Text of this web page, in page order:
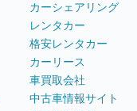
カーシェアリング
レンタカー
格安レンタカー
カーリース
車買取会社
中古車情報サイト